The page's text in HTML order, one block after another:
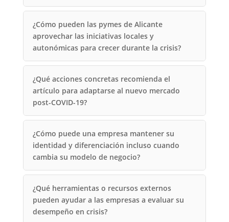
¿Cómo pueden las pymes de Alicante
aprovechar las iniciativas locales y
autonómicas para crecer durante la crisis?
¿Qué acciones concretas recomienda el
artículo para adaptarse al nuevo mercado
post-COVID-19?
¿Cómo puede una empresa mantener su
identidad y diferenciación incluso cuando
cambia su modelo de negocio?
¿Qué herramientas o recursos externos
pueden ayudar a las empresas a evaluar su
desempeño en crisis?